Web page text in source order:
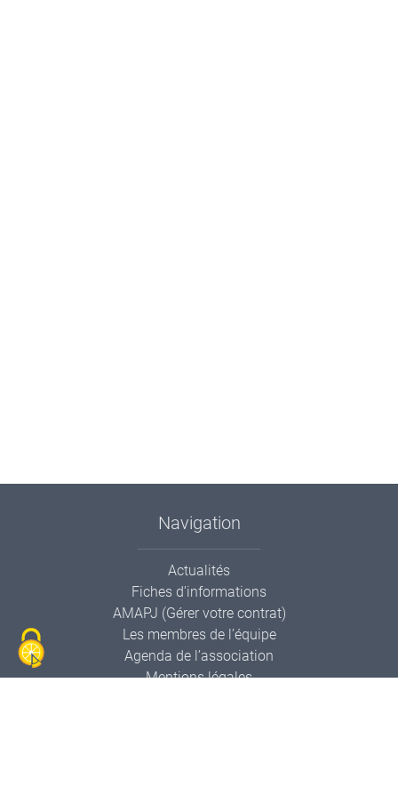
Navigation
Actualités
Fiches d’informations
AMAPJ (Gérer votre contrat)
Les membres de l’équipe
Agenda de l’association
Mentions légales